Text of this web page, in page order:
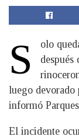
S
olo
luego devorado
informó
El incidente